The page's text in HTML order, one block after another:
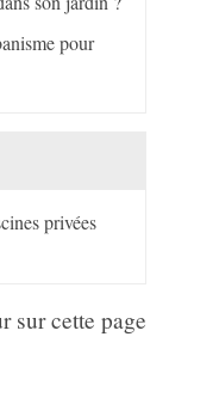
pour
privées
sur cette page